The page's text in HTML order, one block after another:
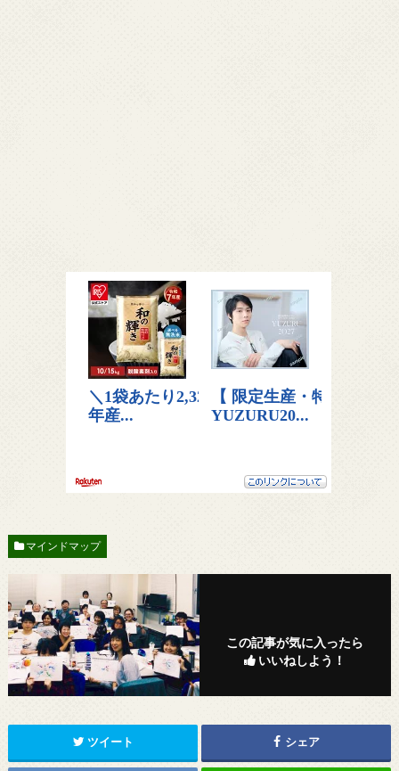
マインドマップ
この記事が気に入ったら
いいねしよう！
ツイート シェア